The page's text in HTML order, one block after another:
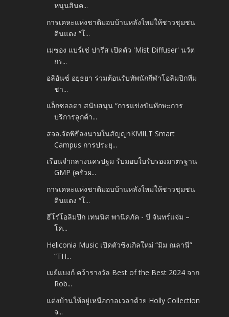
หนุนสินค...
การเคหะแห่งชาติมอบบ้านหลังใหม่ให้ชาวชุมชน
ดินแดง “โ...
เมซอง แบร์เช่ ปารีส เปิดตัว 'Mist Diffuser' นวัต
กร...
อลิอันซ์ อยุธยา ร่วมต้อนรับทัพนักกีฬาโอลิมปิกทีม
ชา...
แอ็กซอลตา สนับสนุน “การแข่งขันทักษะการ
บริการลูกค้า...
สจล.จัดพิธีลงนามในสัญญาKMILT Smart
Campus การประยุ...
เรือนจำกลางนครปฐม รับมอบใบรับรองมาตรฐาน
GMP (ครัวผ...
การเคหะแห่งชาติมอบบ้านหลังใหม่ให้ชาวชุมชน
ดินแดง “โ...
ฮีโร่โอลิมปิก เทนนิส พานิคภัค - บี จันทร์แจ่ม –
โค...
Heliconia Music เปิดตัวซิงเกิลใหม่ “มิม ณลานี”
“TH...
เมย์แบงก์ คว้ารางวัล Best of the Best 2024 จาก
Rob...
แต่งบ้านให้อยู่เหนือกาลเวลาด้วย Holly Collection
จ...